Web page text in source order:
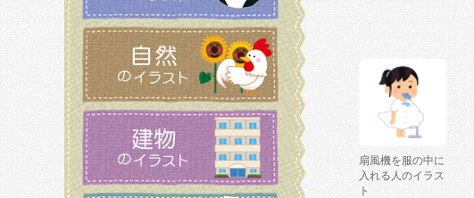
扇風機を服の中に
入れる人のイラス
ト